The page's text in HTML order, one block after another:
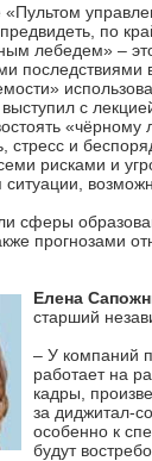
предвидеть, по
лебедем» –
последствиями
с
«чёрному
стресс и
рисками и
сферы
прогнозами
Елена
старший
– У компаний
работает на
кадры,
за диджитал-
особенно к
будут